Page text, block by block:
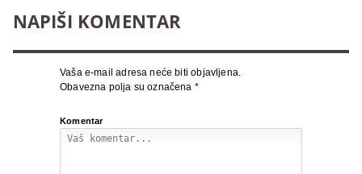
NAPIŠI KOMENTAR
Vaša e-mail adresa neće biti objavljena.
Obavezna polja su označena *
Komentar